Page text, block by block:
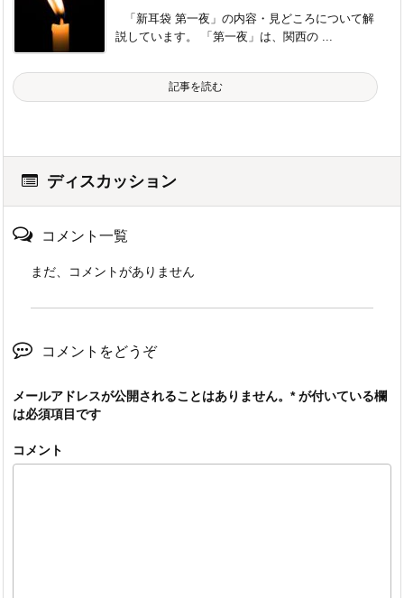
「新耳袋 第一夜」の内容・見どころについて解
説しています。 「第一夜」は、関西の ...
記事を読む
ディスカッション
コメント一覧
まだ、コメントがありません
コメントをどうぞ
メールアドレスが公開されることはありません。 *が付いている欄
は必須項目です
コメント